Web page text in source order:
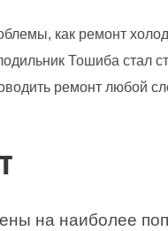
как ремонт
Тошиба стал
ремонт любой
на наиболее